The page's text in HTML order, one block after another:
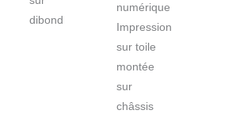
dibond
numérique
Impression
sur toile
montée
sur
châssis